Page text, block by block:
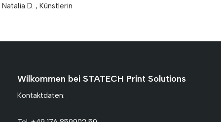
Natalia D. , Künstlerin
Wilkommen bei STATECH Print Solutions
Kontaktdaten: